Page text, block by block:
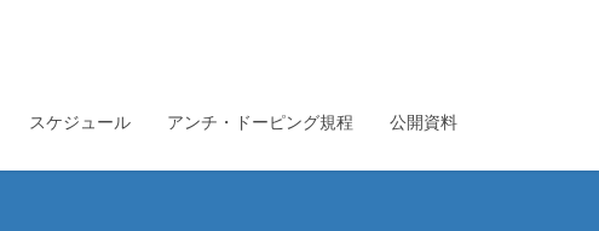
スケジュール アンチ・ドーピング規程 公開資料